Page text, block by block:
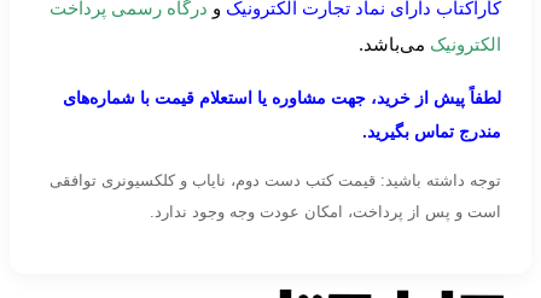
کاراکتاب دارای نماد تجارت الکترونیک و درگاه رسمی پرداخت
الکترونیک می‌باشد.
لطفاً پیش از خرید، جهت مشاوره یا استعلام قیمت با شماره‌های
مندرج تماس بگیرید.
توجه داشته باشید: قیمت کتب دست دوم، نایاب و کلکسیونری توافقی
است و پس از پرداخت، امکان عودت وجه وجود ندارد.